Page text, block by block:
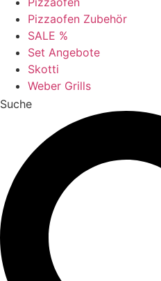
Pizzaofen Zubehör
SALE %
Set Angebote
Skotti
Weber Grills
Suche